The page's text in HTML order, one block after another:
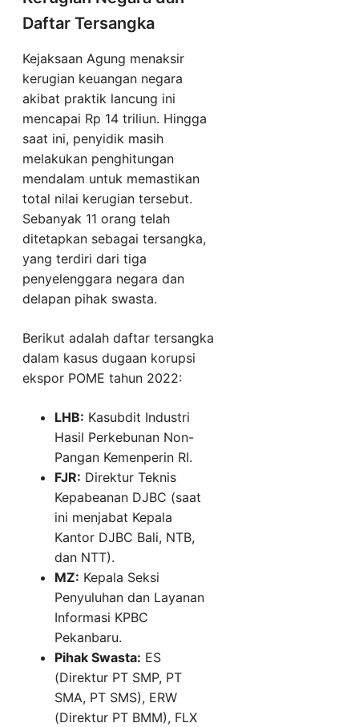
Daftar Tersangka
Kejaksaan Agung menaksir
kerugian keuangan negara
akibat praktik lancung ini
mencapai Rp 14 triliun. Hingga
saat ini, penyidik masih
melakukan penghitungan
mendalam untuk memastikan
total nilai kerugian tersebut.
Sebanyak 11 orang telah
ditetapkan sebagai tersangka,
yang terdiri dari tiga
penyelenggara negara dan
delapan pihak swasta.
Berikut adalah daftar tersangka
dalam kasus dugaan korupsi
ekspor POME tahun 2022:
LHB: Kasubdit Industri
Hasil Perkebunan Non-
Pangan Kemenperin RI.
FJR: Direktur Teknis
Kepabeanan DJBC (saat
ini menjabat Kepala
Kantor DJBC Bali, NTB,
dan NTT).
MZ: Kepala Seksi
Penyuluhan dan Layanan
Informasi KPBC
Pekanbaru.
Pihak Swasta: ES
(Direktur PT SMP, PT
SMA, PT SMS), ERW
(Direktur PT BMM), FLX